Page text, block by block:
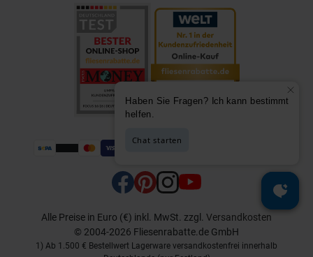
Alle Preise in Euro (€) inkl. MwSt. zzgl. Versandkosten
© 2004-2026 Fliesenrabatte.de GmbH
1) Ab 1.500 € Bestellwert Lagerware versandkostenfrei innerhalb